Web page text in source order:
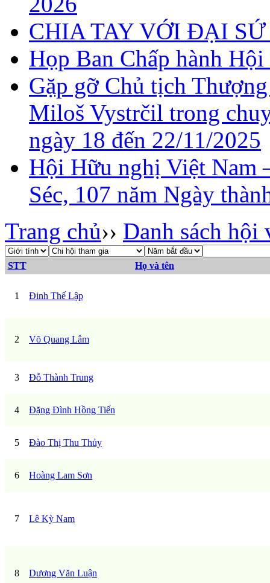
CHIA TAY VỚI ĐẠI
Họp Ban Chấp hành
Gặp gỡ Chủ tịch
Miloš Vystrčil trong
ngày 18 đến 22/11/2025
Hội Hữu nghị Việt Nam
Séc, 107 năm Ngày
Trang chủ›› Danh sách hội
STT Họ và tên
1 Đinh Thế Lập
2 Võ Quang Lâm
3 Đỗ Thành Trung
4 Đặng Đình Hồng Tiến
5 Đào Thị Thu Thủy
6 Hoàng Lam Sơn
7 Lê Kỳ Nam
8 Dương Văn Luận